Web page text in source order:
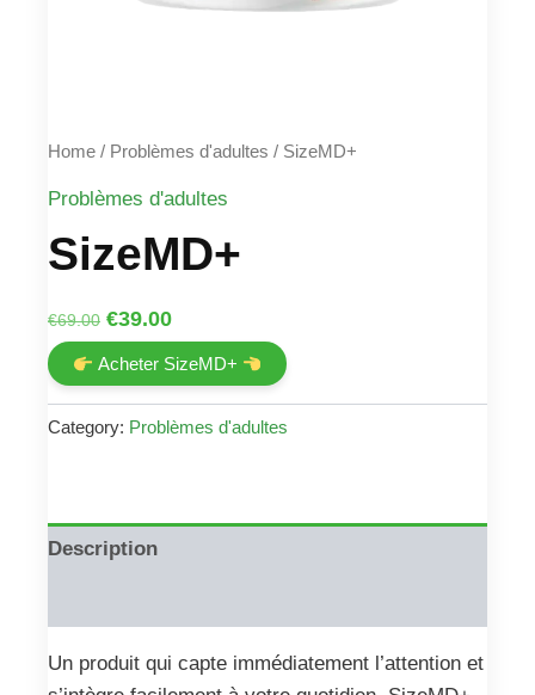
Home / Problèmes d'adultes / SizeMD+
Problèmes d'adultes
SizeMD+
€69.00 Original
price
was:
€69.00.
€39.00Current
price
is:
€39.00.
Acheter SizeMD+
Category: Problèmes d'adultes
Description
Un produit qui capte immédiatement l’attention et